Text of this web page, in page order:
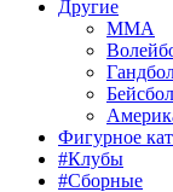
Другие
MMA
Бейсбол
Фигурное
#Клубы
#Сборные